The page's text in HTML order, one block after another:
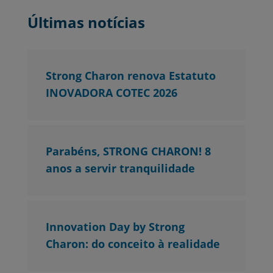
Últimas notícias
Strong Charon renova Estatuto
INOVADORA COTEC 2026
Parabéns, STRONG CHARON! 8
anos a servir tranquilidade
Innovation Day by Strong
Charon: do conceito à realidade